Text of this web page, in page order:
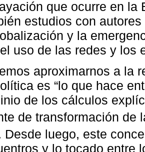
que ocurre en la
estudios con
y la
uso de las redes y los
aproximarnos a la
es “lo que hace
de los cálculos
de transformación de
Desde luego, este
y lo tocado entre